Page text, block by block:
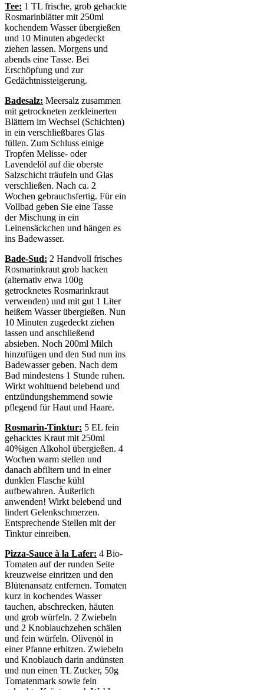
Tee: 1 TL frische, grob gehackte
Rosmarinblätter mit 250ml
kochendem Wasser übergießen
und 10 Minuten abgedeckt
ziehen lassen. Morgens und
abends eine Tasse. Bei
Erschöpfung und zur
Gedächtnissteigerung.
Badesalz: Meersalz zusammen
mit getrockneten zerkleinerten
Blättern im Wechsel (Schichten)
in ein verschließbares Glas
füllen. Zum Schluss einige
Tropfen Melisse- oder
Lavendelöl auf die oberste
Salzschicht träufeln und Glas
verschließen. Nach ca. 2
Wochen gebrauchsfertig. Für ein
Vollbad geben Sie eine Tasse
der Mischung in ein
Leinensäckchen und hängen es
ins Badewasser.
Bade-Sud: 2 Handvoll frisches
Rosmarinkraut grob hacken
(alternativ etwa 100g
getrocknetes Rosmarinkraut
verwenden) und mit gut 1 Liter
heißem Wasser übergießen. Nun
10 Minuten zugedeckt ziehen
lassen und anschließend
absieben. Noch 200ml Milch
hinzufügen und den Sud nun ins
Badewasser geben. Nach dem
Bad mindestens 1 Stunde ruhen.
Wirkt wohltuend belebend und
entzündungshemmend sowie
pflegend für Haut und Haare.
Rosmarin-Tinktur: 5 EL fein
gehacktes Kraut mit 250ml
40%igen Alkohol übergießen. 4
Wochen warm stellen und
danach abfiltern und in einer
dunklen Flasche kühl
aufbewahren. Äußerlich
anwenden! Wirkt belebend und
lindert Gelenkschmerzen.
Entsprechende Stellen mit der
Tinktur einreiben.
Pizza-Sauce à la Lafer: 4 Bio-
Tomaten auf der runden Seite
kreuzweise einritzen und den
Blütenansatz entfernen. Tomaten
kurz in kochendes Wasser
tauchen, abschrecken, häuten
und grob würfeln. 2 Zwiebeln
und 2 Knoblauchzehen schälen
und fein würfeln. Olivenöl in
einer Pfanne erhitzen. Zwiebeln
und Knoblauch darin andünsten
und nun einen TL Zucker, 50g
Tomatenmark sowie fein